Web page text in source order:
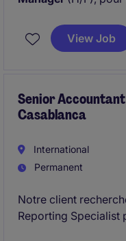
View Job
Senior
Casablanca
International
Permanent
Notre client
Reporting Specialist